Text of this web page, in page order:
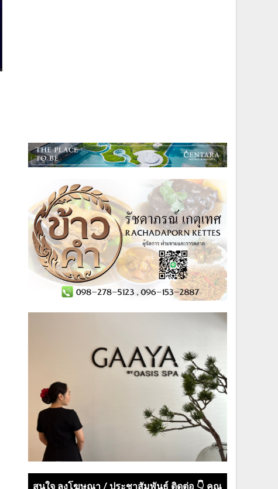
สนใจ ลงโฆษณา / ประชาสัมพันธ์ ติดต่อ 👇 คุณ